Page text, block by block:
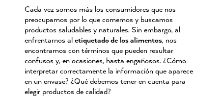
Cada vez somos más los consumidores que nos
preocupamos por lo que comemos y buscamos
productos saludables y naturales. Sin embargo, al
enfrentarnos aletiquetado de los alimentos, nos
encontramos con términos que pueden resultar
confusos y, en ocasiones, hasta engañosos. ¿Cómo
interpretar correctamente la información que aparece
en un envase? ¿Qué debemos tener en cuenta para
elegir productos de calidad?